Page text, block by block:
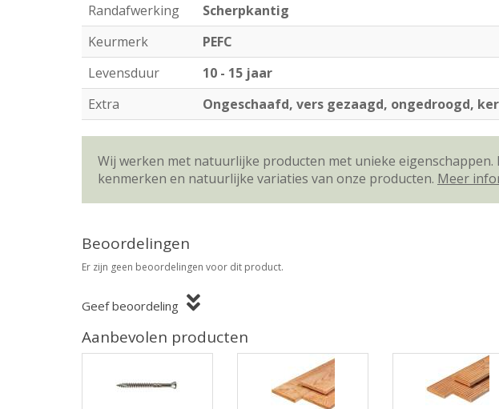
Randafwerking
Scherpkantig
Keurmerk
PEFC
Levensduur
10 - 15 jaar
Extra
Ongeschaafd, vers gezaagd, ongedroogd,
Wij werken met natuurlijke producten met unieke eigenschappen.
kenmerken en natuurlijke variaties van onze producten. Meer
Beoordelingen
Er zijn geen beoordelingen voor dit product.
Geef beoordeling
Aanbevolen producten